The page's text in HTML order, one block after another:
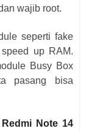
wajib root.
seperti fake
up RAM.
Busy Box
pasang bisa
Note 14